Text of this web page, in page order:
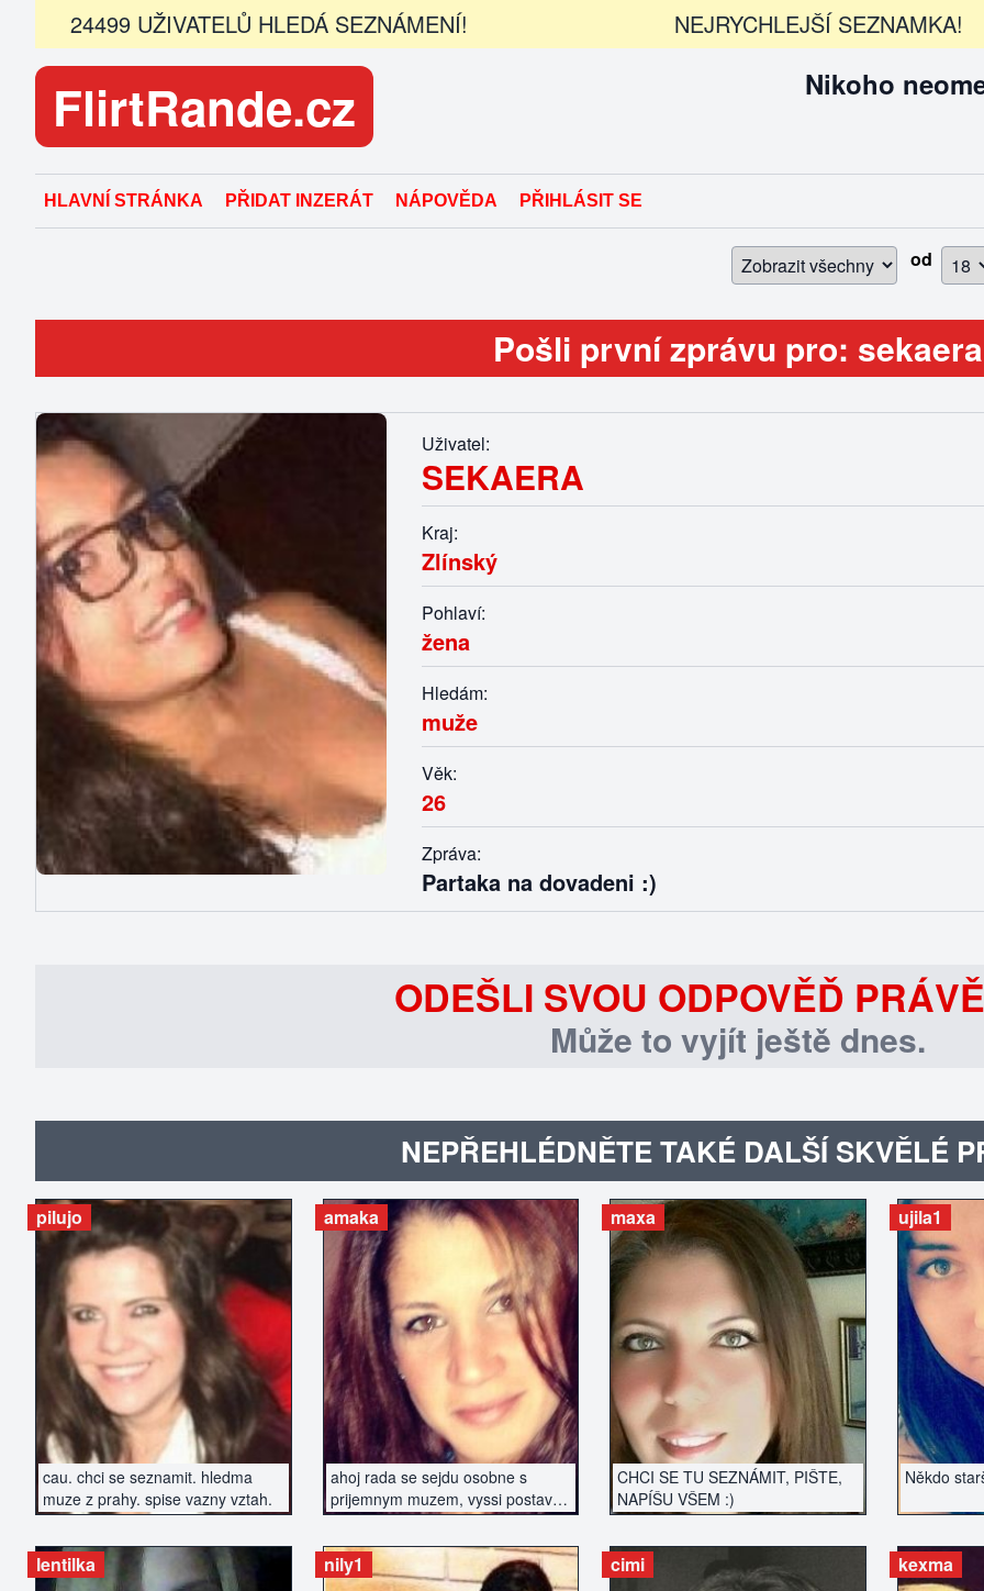
24499 UŽIVATELŮ HLEDÁ SEZNÁMENÍ! NEJRYCHLEJŠÍ SEZNAMKA!
FlirtRande.cz Nikoho
HLAVNÍ STRÁNKA PŘIDAT INZERÁT NÁPOVĚDA PŘIHLÁSIT SE
od
Pošli první zprávu pro: sekaera
Uživatel:
SEKAERA
Kraj:
Zlínský
Pohlaví:
žena
Hledám:
muže
Věk:
26
Zpráva:
Partaka na dovadeni :)
ODEŠLI SVOU ODPOVĚĎ
Může to vyjít ještě dnes.
NEPŘEHLÉDNĚTE TAKÉ DALŠÍ SKVĚLÉ
cau. chci se seznamit. hledma
muze z prahy. spise vazny vztah.
pilujo
ZOBRAZIT INZERÁT
ahoj rada se sejdu osobne s
prijemnym muzem, vyssi postavy,
urcite nekurak
amaka
ZOBRAZIT INZERÁT
CHCI SE TU SEZNÁMIT, PIŠTE,
NAPÍŠU VŠEM :)
maxa
ZOBRAZIT INZERÁT
Někdo
ujila1
lentilka nily1 cimi kexma